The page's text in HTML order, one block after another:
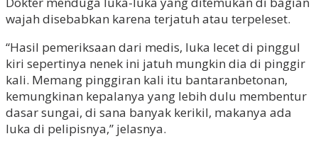
wajah disebabkan karena terjatuh atau terpeleset.
“Hasil pemeriksaan dari medis, luka lecet di pinggul
kiri sepertinya nenek ini jatuh mungkin dia di pinggir
kali. Memang pinggiran kali itu bantaranbetonan,
kemungkinan kepalanya yang lebih dulu membentur
dasar sungai, di sana banyak kerikil, makanya ada
luka di pelipisnya,” jelasnya.